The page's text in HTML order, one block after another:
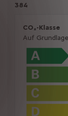
384
CO₂-Klasse
Auf